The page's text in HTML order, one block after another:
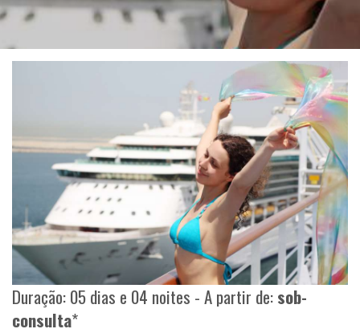
Duração: 05 dias e 04 noites - A partir de:sob-
consulta*